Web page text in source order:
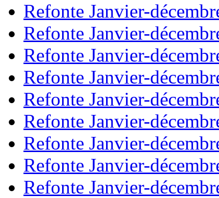
Refonte Janvier-
Refonte Janvier-
Refonte Janvier-
Refonte Janvier-
Refonte Janvier-
Refonte Janvier-
Refonte Janvier-
Refonte Janvier-
Refonte Janvier-